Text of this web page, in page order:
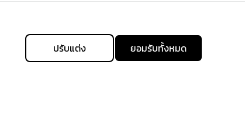
ปรับแต่ง ยอมรับทั้งหมด